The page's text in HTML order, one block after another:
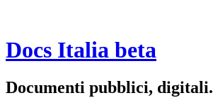
Docs Italia beta
Documenti pubblici, digitali.